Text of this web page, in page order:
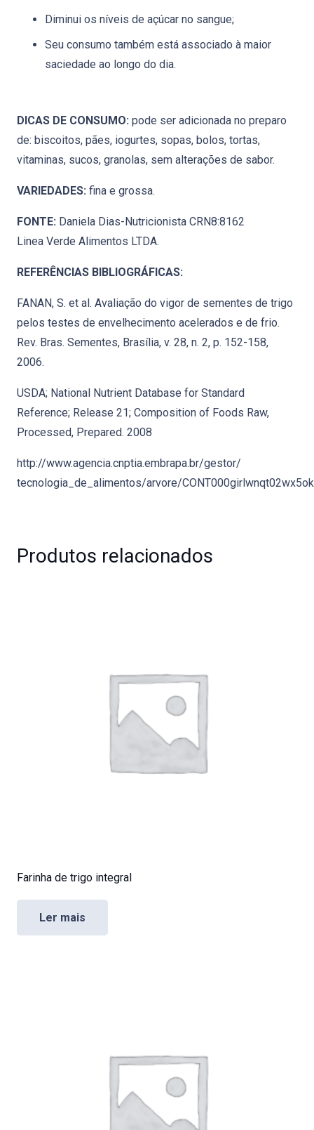
Diminui os níveis de açúcar no sangue;
Seu consumo também está associado à maior
saciedade ao longo do dia.
DICAS DE CONSUMO: pode ser adicionada no preparo
de: biscoitos, pães, iogurtes, sopas, bolos, tortas,
vitaminas, sucos, granolas, sem alterações de sabor.
VARIEDADES: fina e grossa.
FONTE: Daniela Dias-Nutricionista CRN8:8162
Linea Verde Alimentos LTDA.
REFERÊNCIAS BIBLIOGRÁFICAS:
FANAN, S. et al. Avaliação do vigor de sementes de trigo
pelos testes de envelhecimento acelerados e de frio.
Rev. Bras. Sementes, Brasília, v. 28, n. 2, p. 152-158,
2006.
USDA; National Nutrient Database for Standard
Reference; Release 21; Composition of Foods Raw,
Processed, Prepared. 2008
http://www.agencia.cnptia.embrapa.br/gestor/
tecnologia_de_alimentos/arvore/
Produtos relacionados
Farinha de trigo integral
Ler mais